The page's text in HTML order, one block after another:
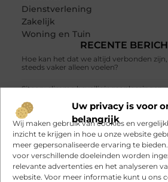
Uw privacy is voor
belangrijk
Wij maken gebruik van cookies en
inzicht te krijgen in hoe u onze website
meer gepersonaliseerde ervaring te
voor verschillende doeleinden worden
relevante advertenties en het analyseren
website. Voor meer informatie kunt u ons
Dienstverlening
Zakelijk
Woning en Tuin
RECENTE
Hoe kan het dat we altijd verbonden
steeds vaker alleen voelen?
Sitcon: slimme beveiligingsoplossingen
Oman vakantie tips voor een
Een uitdagend avontuur in een
Fysiotherapie Haarlem: gericht werken
bewegen